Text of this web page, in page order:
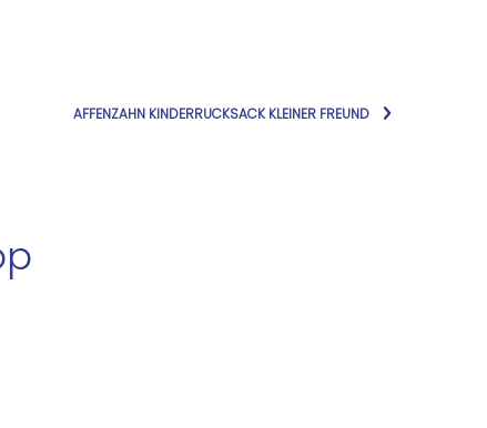
AFFENZAHN KINDERRUCKSACK KLEINER FREUND